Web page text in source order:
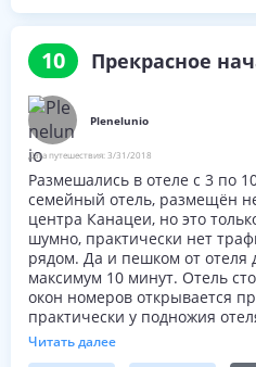
доволен своим пребыванием.
10 Прекрасное
Plenelunio
Дата путешествия: 3/31/2018
Размешались в отеле с 3 по
семейный отель, размещён
центра Канацеи, но это
шумно, практически нет
рядом. Да и пешком от отеля
максимум 10 минут. Отель
окон номеров открывается
практически у подножия
Есть прекрасные тропы
прогуляться в соседнюю
Читать далее